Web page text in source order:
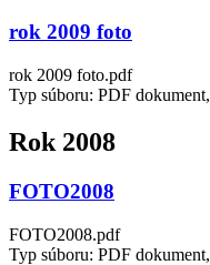
rok 2009 foto
rok 2009 foto.pdf
Typ súboru: PDF
Rok 2008
FOTO2008
FOTO2008.pdf
Typ súboru: PDF